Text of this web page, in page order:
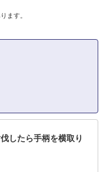
ます。
したら手柄を横取り